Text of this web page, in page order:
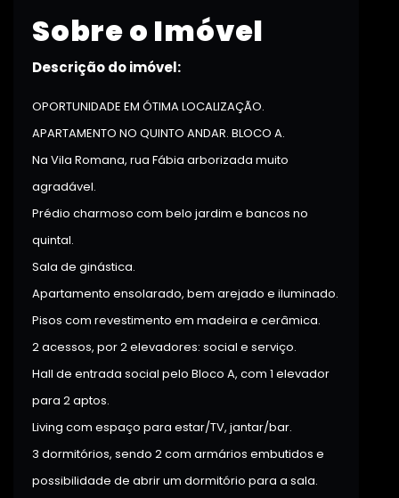
Sobre o Imóvel
Descrição do imóvel:
OPORTUNIDADE EM ÓTIMA LOCALIZAÇÃO.
APARTAMENTO NO QUINTO ANDAR. BLOCO A.
Na Vila Romana, rua Fábia arborizada muito
agradável.
Prédio charmoso com belo jardim e bancos no
quintal.
Sala de ginástica.
Apartamento ensolarado, bem arejado e iluminado.
Pisos com revestimento em madeira e cerâmica.
2 acessos, por 2 elevadores: social e serviço.
Hall de entrada social pelo Bloco A, com 1 elevador
para 2 aptos.
Living com espaço para estar/TV, jantar/bar.
3 dormitórios, sendo 2 com armários embutidos e
possibilidade de abrir um dormitório para a sala.